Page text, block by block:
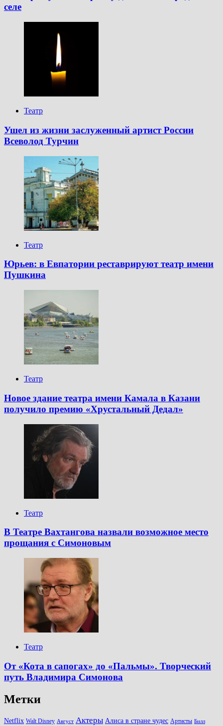
селе
Театр
Ушел из жизни заслуженный артист России
Всеволод Турчин
Театр
Юрьев: в Евпатории реставрируют театр имени
Пушкина
Театр
Новое здание театра имени Камала в Казани
получило премию «Хрустальный Дедал»
Театр
В Театре Вахтангова назвали возможное место
прощания с Симоновым
Театр
От «Кота в сапогах» до «Пальмы». Творческий
путь Владимира Симонова
Метки
Netflix Walt Disney Август Актеры Алиса в стране чудес Артисты Билл